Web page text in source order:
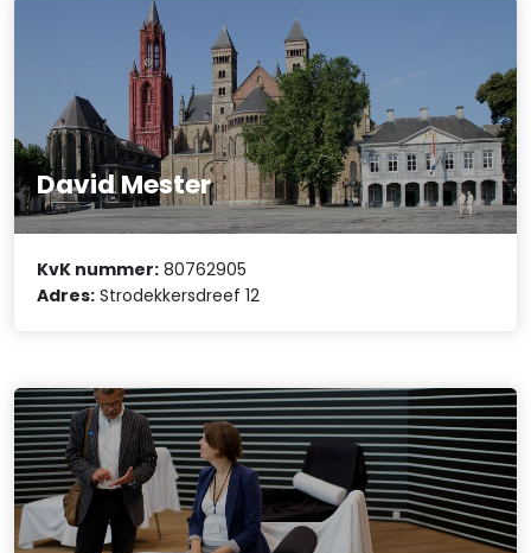
David Mester
KvK nummer: 80762905
Adres: Strodekkersdreef 12